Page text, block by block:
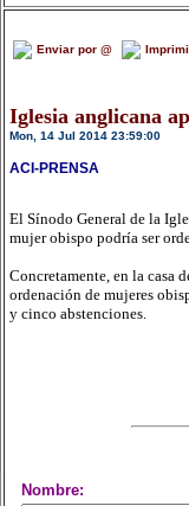
Enviar por @
Iglesia anglicana
Mon, 14 Jul 2014 23:59:00
ACI-PRENSA
El Sínodo General de la
mujer obispo podría ser
Concretamente, en la casa
ordenación de mujeres
y cinco abstenciones.
Nombre: